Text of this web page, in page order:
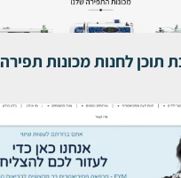
תוכן לחנות מכונות תפירה